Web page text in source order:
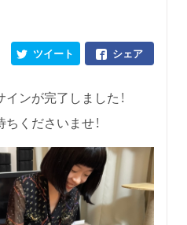
シェア
ツイート
ンが完了しました！
くださいませ！